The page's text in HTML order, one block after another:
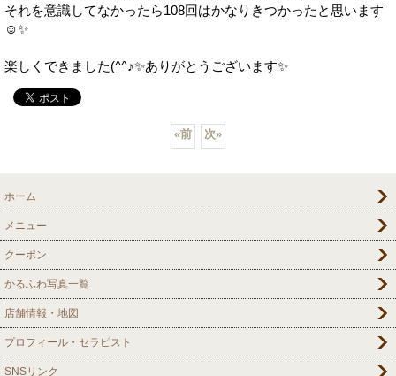
それを意識してなかったら108回はかなりきつかったと思います
☺️✨
楽しくできました(^^♪✨ありがとうございます✨
«前 次»
ホーム
メニュー
クーポン
かるふわ写真一覧
店舗情報・地図
プロフィール・セラピスト
SNSリンク